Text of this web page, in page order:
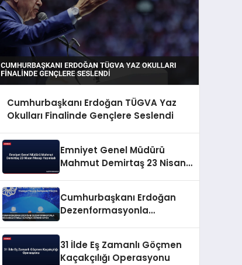
Cumhurbaşkanı Erdoğan TÜGVA Yaz
Okulları Finalinde Gençlere Seslendi
Emniyet Genel Müdürü
Mahmut Demirtaş 23 Nisan
Cumhurbaşkanı Erdoğan
Dezenformasyonla
31 İlde Eş Zamanlı Göçmen
Kaçakçılığı Operasyonu